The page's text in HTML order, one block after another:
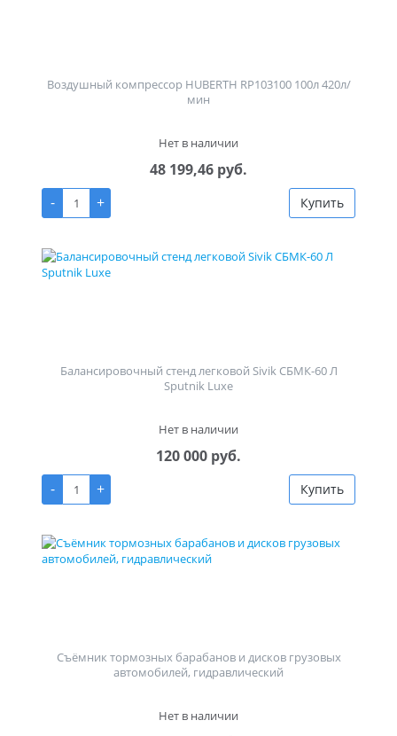
Воздушный компрессор HUBERTH RP103100 100л 420л/
мин
Нет в наличии
48 199,46 руб.
-
+ Купить
Балансировочный стенд легковой Sivik СБМК-60 Л
Sputnik Luxe
Нет в наличии
120 000 руб.
-
+ Купить
Съёмник тормозных барабанов и дисков грузовых
автомобилей, гидравлический
Нет в наличии